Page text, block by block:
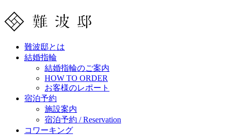
難波邸とは
結婚指輪
結婚指輪のご案内
HOW TO ORDER
お客様のレポート
宿泊予約
施設案内
宿泊予約 / Reservation
コワーキング